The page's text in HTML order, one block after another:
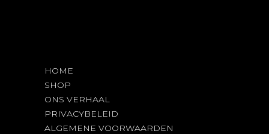
HOME
SHOP
ONS VERHAAL
PRIVACYBELEID
ALGEMENE VOORWAARDEN